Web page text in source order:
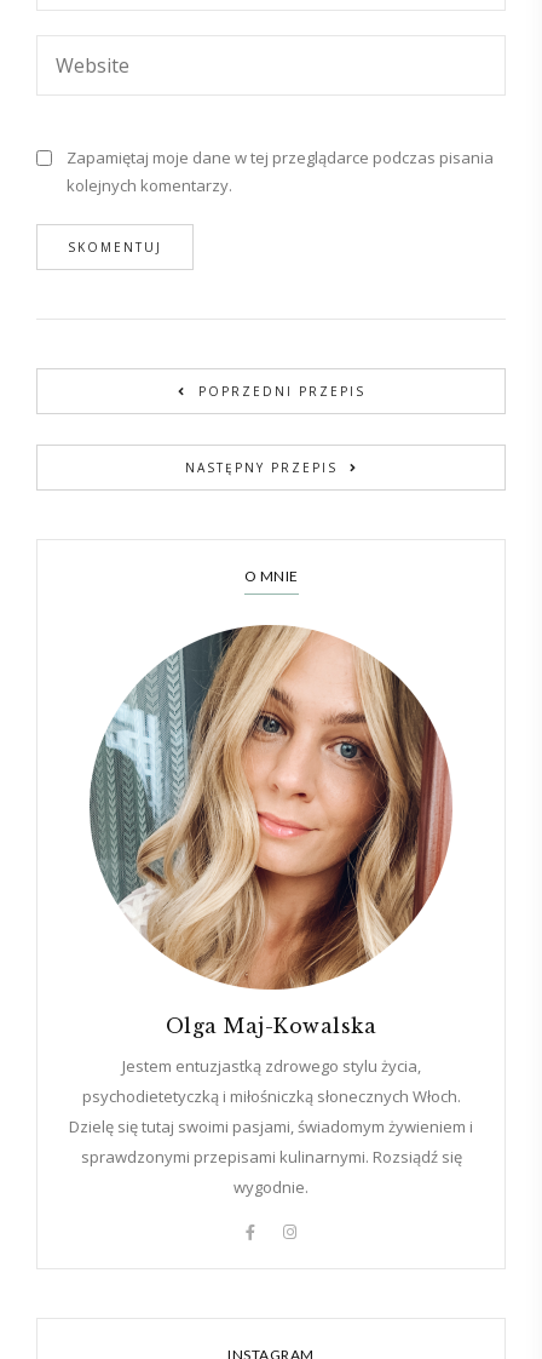
Zapamiętaj moje dane w tej przeglądarce podczas pisania
kolejnych komentarzy.
POPRZEDNI PRZEPIS
NASTĘPNY PRZEPIS
O MNIE
Olga Maj-Kowalska
Jestem entuzjastką zdrowego stylu życia,
psychodietetyczką i miłośniczką słonecznych Włoch.
Dzielę się tutaj swoimi pasjami, świadomym żywieniem i
sprawdzonymi przepisami kulinarnymi. Rozsiądź się
wygodnie.
INSTAGRAM